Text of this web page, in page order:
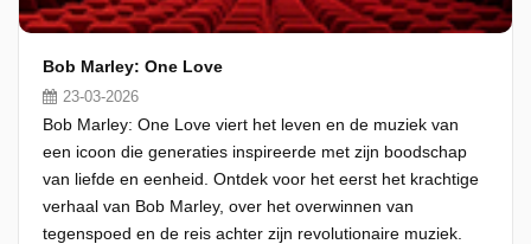
Bob Marley: One Love
23-03-2026
Bob Marley: One Love viert het leven en de muziek van
een icoon die generaties inspireerde met zijn boodschap
van liefde en eenheid. Ontdek voor het eerst het krachtige
verhaal van Bob Marley, over het overwinnen van
tegenspoed en de reis achter zijn revolutionaire muziek.